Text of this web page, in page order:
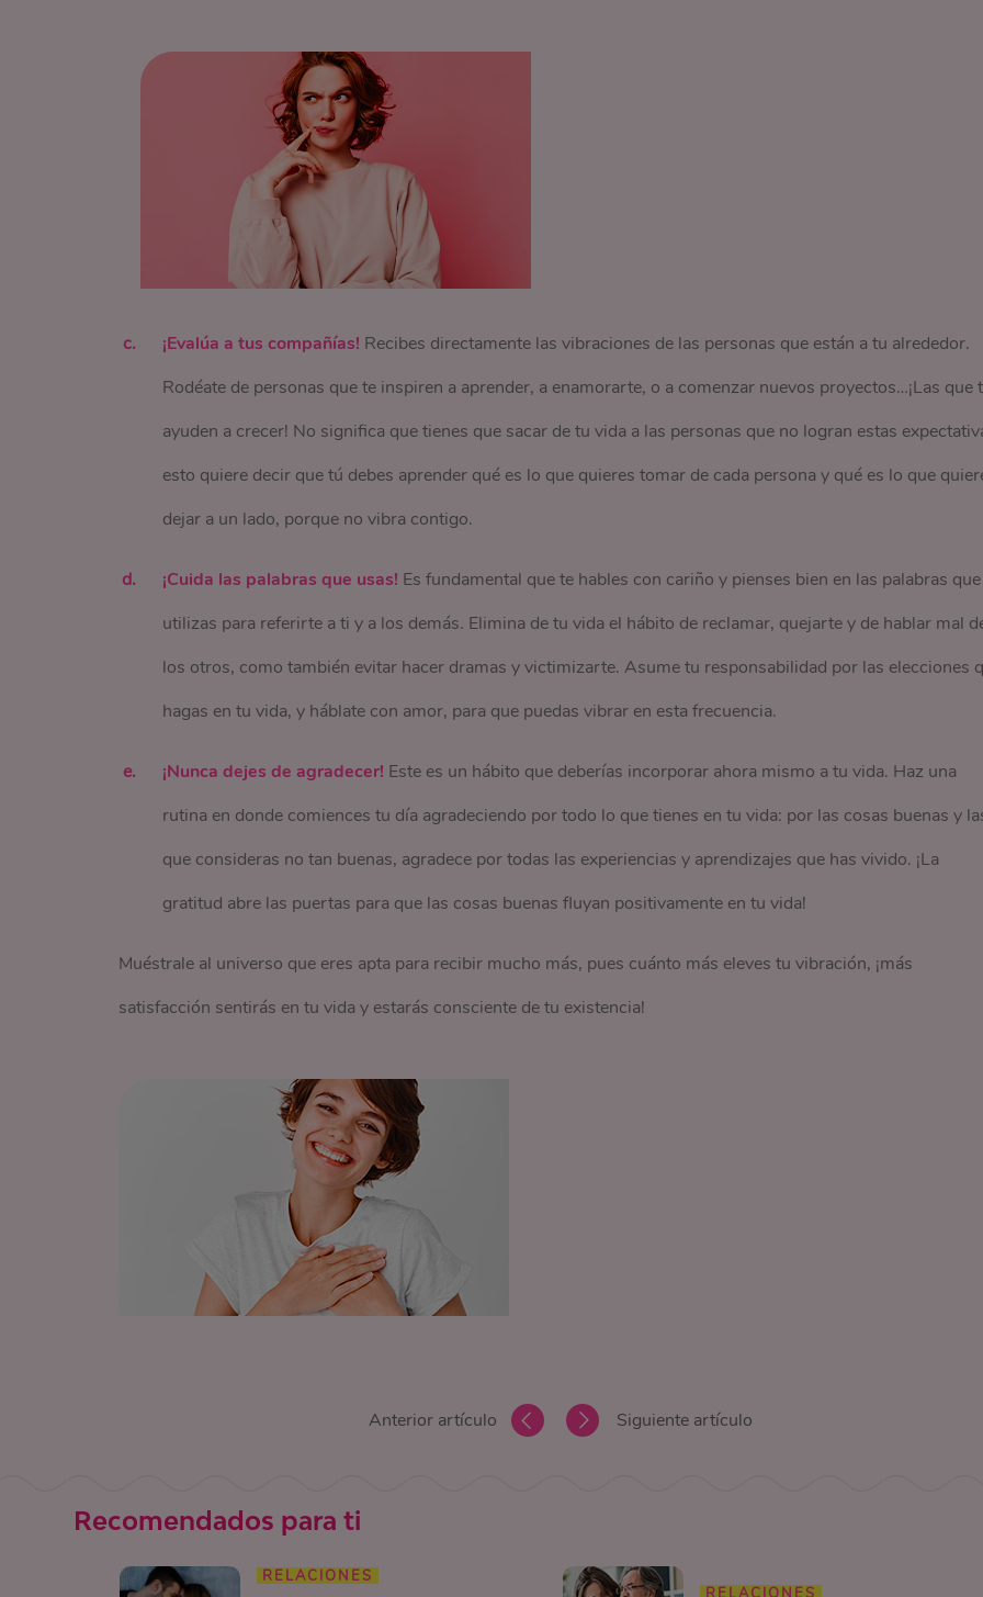
¡Evalúa a tus compañías! Recibes directamente las vibraciones de las personas que están a tu alrededor.
Rodéate de personas que te inspiren a aprender, a enamorarte, o a comenzar nuevos proyectos…¡Las que
ayuden a crecer! No significa que tienes que sacar de tu vida a las personas que no logran estas
esto quiere decir que tú debes aprender qué es lo que quieres tomar de cada persona y qué es lo que
dejar a un lado, porque no vibra contigo.
¡Cuida las palabras que usas! Es fundamental que te hables con cariño y pienses bien en las palabras que
utilizas para referirte a ti y a los demás. Elimina de tu vida el hábito de reclamar, quejarte y de hablar mal
los otros, como también evitar hacer dramas y victimizarte. Asume tu responsabilidad por las elecciones
hagas en tu vida, y háblate con amor, para que puedas vibrar en esta frecuencia.
¡Nunca dejes de agradecer! Este es un hábito que deberías incorporar ahora mismo a tu vida. Haz una
rutina en donde comiences tu día agradeciendo por todo lo que tienes en tu vida: por las cosas buenas y
que consideras no tan buenas, agradece por todas las experiencias y aprendizajes que has vivido. ¡La
gratitud abre las puertas para que las cosas buenas fluyan positivamente en tu vida!
Muéstrale al universo que eres apta para recibir mucho más, pues cuánto más eleves tu vibración, ¡más
satisfacción sentirás en tu vida y estarás consciente de tu existencia!
Anterior artículo Siguiente artículo
Recomendados para ti
RELACIONES